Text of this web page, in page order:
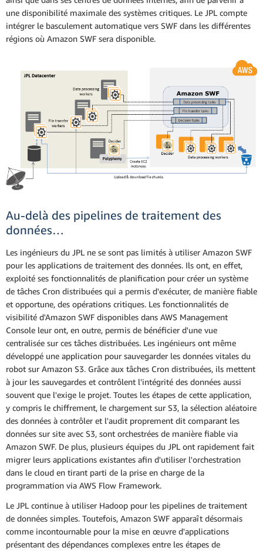
une disponibilité maximale des systèmes critiques. Le JPL compte
intégrer le basculement automatique vers SWF dans les différentes
régions où Amazon SWF sera disponible.
Au-delà des pipelines de traitement des
données…
Les ingénieurs du JPL ne se sont pas limités à utiliser Amazon SWF
pour les applications de traitement des données. Ils ont, en effet,
exploité ses fonctionnalités de planification pour créer un système
de tâches Cron distribuées qui a permis d'exécuter, de manière fiable
et opportune, des opérations critiques. Les fonctionnalités de
visibilité d'Amazon SWF disponibles dans AWS Management
Console leur ont, en outre, permis de bénéficier d'une vue
centralisée sur ces tâches distribuées. Les ingénieurs ont même
développé une application pour sauvegarder les données vitales du
robot sur Amazon S3. Grâce aux tâches Cron distribuées, ils mettent
à jour les sauvegardes et contrôlent l'intégrité des données aussi
souvent que l'exige le projet. Toutes les étapes de cette application,
y compris le chiffrement, le chargement sur S3, la sélection aléatoire
des données à contrôler et l'audit proprement dit comparant les
données sur site avec S3, sont orchestrées de manière fiable via
Amazon SWF. De plus, plusieurs équipes du JPL ont rapidement fait
migrer leurs applications existantes afin d'utiliser l'orchestration
dans le cloud en tirant parti de la prise en charge de la
programmation via AWS Flow Framework.
Le JPL continue à utiliser Hadoop pour les pipelines de traitement
de données simples. Toutefois, Amazon SWF apparaît désormais
comme incontournable pour la mise en œuvre d'applications
présentant des dépendances complexes entre les étapes de